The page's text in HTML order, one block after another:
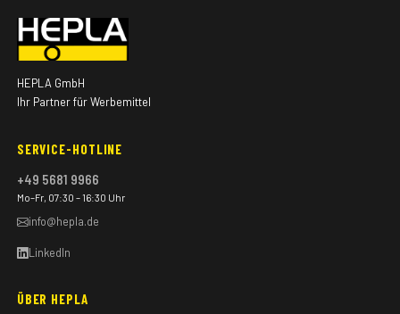
HEPLA GmbH
Ihr Partner für Werbemittel
SERVICE-HOTLINE
+49 5681 9966
Mo–Fr, 07:30 – 16:30 Uhr
info@hepla.de
LinkedIn
ÜBER HEPLA